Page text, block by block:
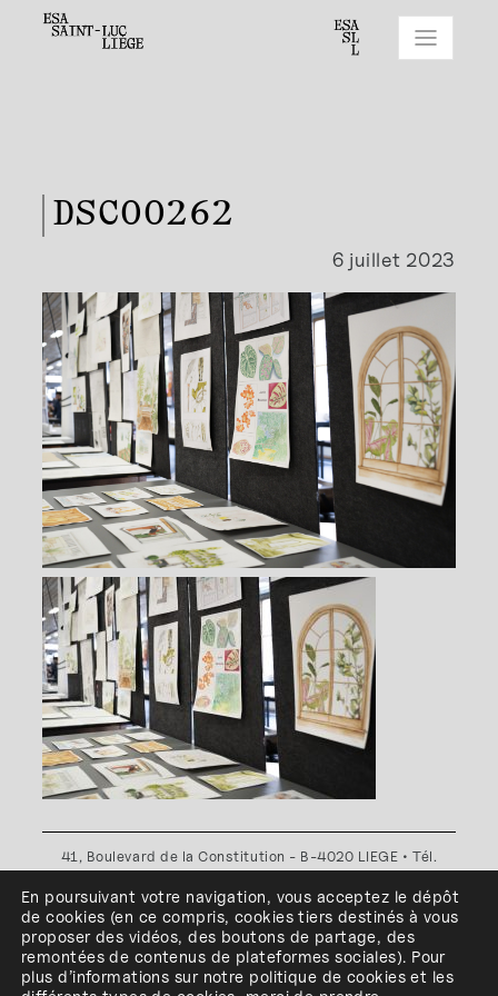
DSC00262
6 juillet 2023
41, Boulevard de la Constitution - B-4020 LIEGE • Tél.
Plan d'accès•Politique de confidentialité•Politique de
cookies•Conditions générales
l'ESA Saint-Luc Liège est membre du
En poursuivant votre navigation, vous acceptez le dépôt
de cookies (en ce compris, cookiestiers destinés à vous
proposer des vidéos, des boutons de partage, des
remontées de contenus de plateformes sociales). Pour
plus d’informations sur notre politique de cookies et les